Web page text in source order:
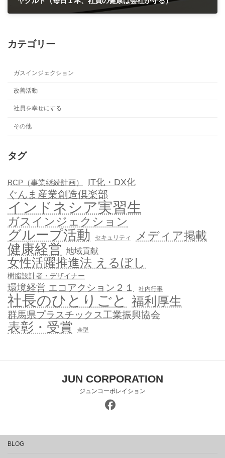
カテゴリー
ガスインジェクション
改善活動
社員を幸せにする
その他
タグ
BCP（事業継続計画） IT化・DX化
ぐんま産業創造倶楽部
インドネシア実習生
ガスインジェクション
グループ活動 セキュリティ メディア掲載
健康経営 地域貢献
女性活躍推進法 えるぼし
樹脂設計者・デザイナー
環境経営 エコアクション２１ 社内行事
社長のひとりごと 福利厚生
群馬県プラスチックス工業振興協会
表彰・受賞 金型
JUN CORPORATION
ジュンコーポレイション
BLOG